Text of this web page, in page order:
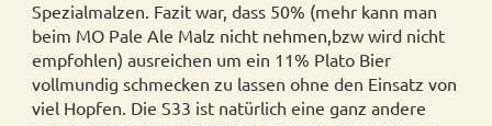
Spezialmalzen. Fazit war, dass 50% (mehr kann man
beim MO Pale Ale Malz nicht nehmen,bzw wird nicht
empfohlen) ausreichen um ein 11% Plato Bier
vollmundig schmecken zu lassen ohne den Einsatz von
viel Hopfen. Die S33 ist natürlich eine ganz andere